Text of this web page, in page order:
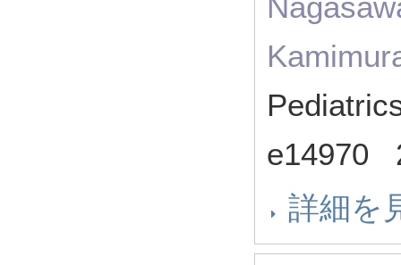
e14970
詳細を